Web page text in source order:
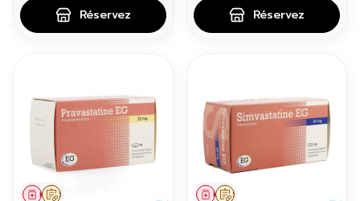
Réservez Réservez
Sur prescription
Médicament Sur prescription
Médicament